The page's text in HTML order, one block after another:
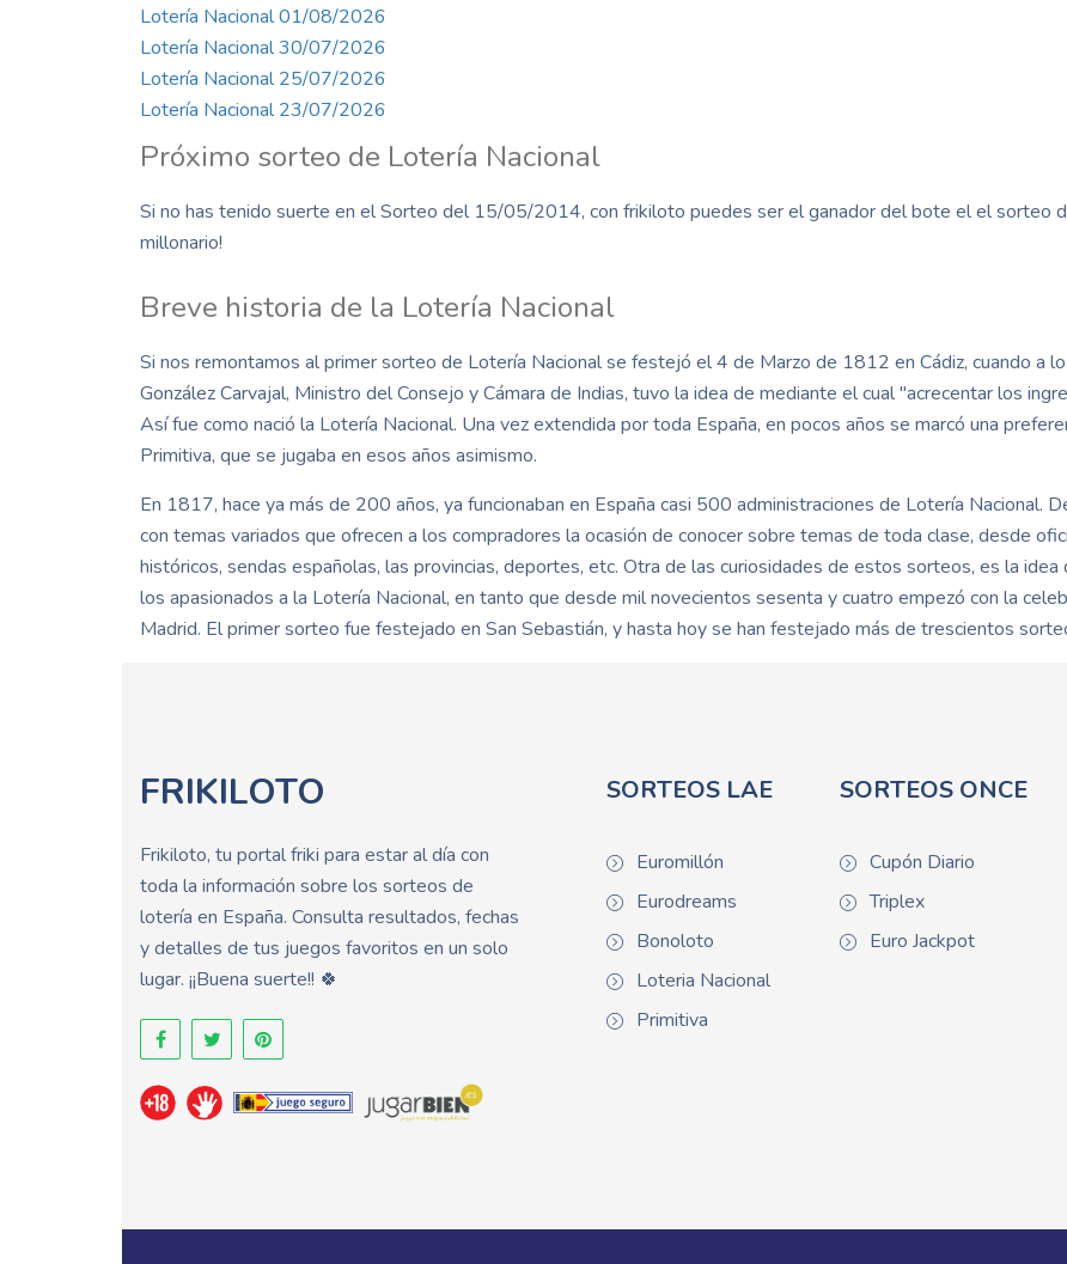
Lotería Nacional 01/08/2026
Lotería Nacional 30/07/2026
Lotería Nacional 25/07/2026
Lotería Nacional 23/07/2026
Próximo sorteo de Lotería Nacional
Si no has tenido suerte en el Sorteo del 15/05/2014, con frikiloto puedes ser el ganador del bote el el sorteo
millonario!
Breve historia de la Lotería Nacional
Si nos remontamos al primer sorteo de Lotería Nacional se festejó el 4 de Marzo de 1812 en Cádiz, cuando a
González Carvajal, Ministro del Consejo y Cámara de Indias, tuvo la idea de mediante el cual "acrecentar los
Así fue como nació la Lotería Nacional. Una vez extendida por toda España, en pocos años se marcó una
Primitiva, que se jugaba en esos años asimismo.
En 1817, hace ya más de 200 años, ya funcionaban en España casi 500 administraciones de Lotería Nacional.
con temas variados que ofrecen a los compradores la ocasión de conocer sobre temas de toda clase, desde
históricos, sendas españolas, las provincias, deportes, etc. Otra de las curiosidades de estos sorteos, es la
los apasionados a la Lotería Nacional, en tanto que desde mil novecientos sesenta y cuatro empezó con la
Madrid. El primer sorteo fue festejado en San Sebastián, y hasta hoy se han festejado más de trescientos
FRIKILOTO
Frikiloto, tu portal friki para estar al día con
toda la información sobre los sorteos de
lotería en España. Consulta resultados, fechas
y detalles de tus juegos favoritos en un solo
lugar. ¡¡Buena suerte!! 🍀
SORTEOS LAE
Euromillón
Eurodreams
Bonoloto
Loteria Nacional
Primitiva
SORTEOS ONCE
Cupón Diario
Triplex
Euro Jackpot